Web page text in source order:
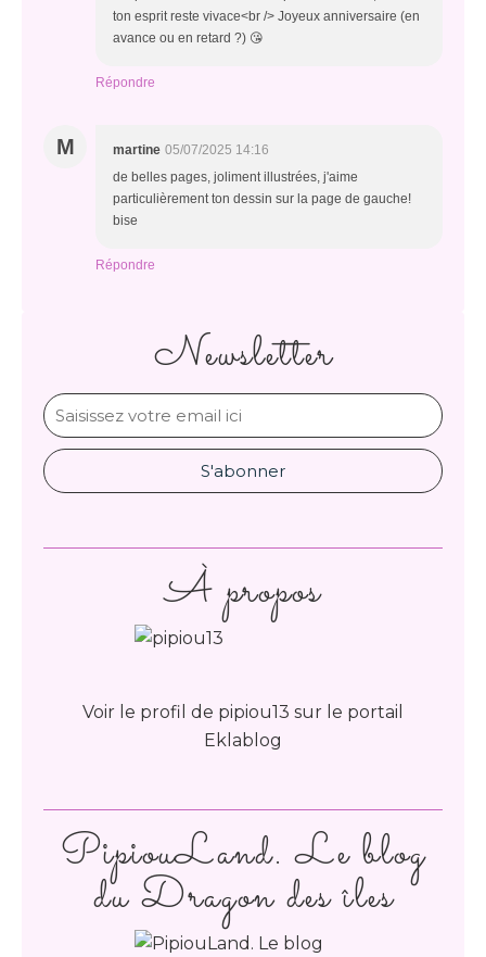
ton esprit reste vivace<br /> Joyeux anniversaire (en
avance ou en retard ?) 😘
Répondre
M martine 05/07/2025 14:16
de belles pages, joliment illustrées, j'aime
particulièrement ton dessin sur la page de gauche!
bise
Répondre
Newsletter
PipiouLand. Le blog
du Dragon des îles
À propos
Voir le profil de pipiou13 sur le portail
Eklablog